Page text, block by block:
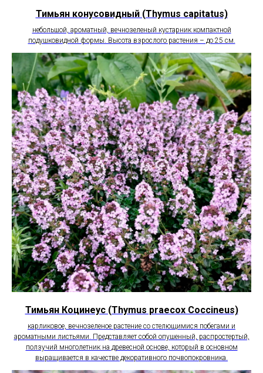
Тимьян конусовидный (Thymus capitatus)
небольшой, ароматный, вечнозеленый кустарник компактной
подушковидной формы. Высота взрослого растения – до 25 см.
Тимьян Коцинеус (Thymus praecox Coccineus)
карликовое, вечнозеленое растение со стелющимися побегами и
ароматными листьями. Представляет собой опушенный, распростертый,
ползучий многолетник на древесной основе, который в основном
выращивается в качестве декоративного почвопокровника.